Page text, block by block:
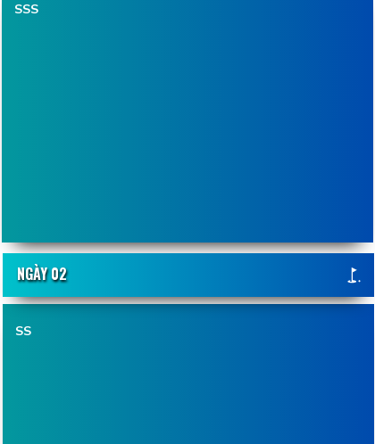
SSS
SS
NGÀY 02